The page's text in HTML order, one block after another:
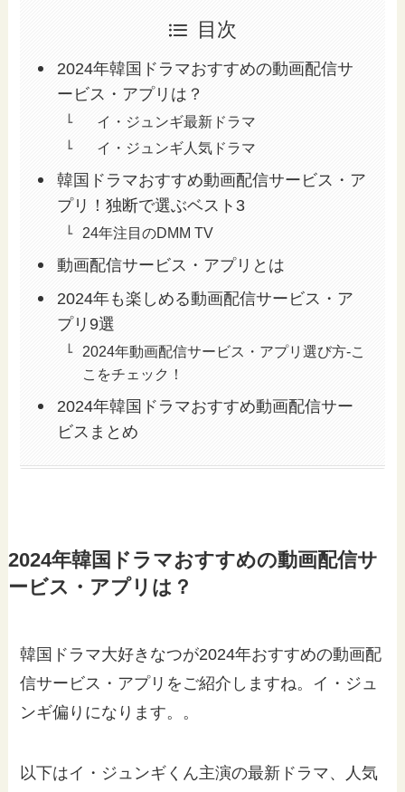
目次
2024年韓国ドラマおすすめの動画配信サ
ービス・アプリは？
イ・ジュンギ最新ドラマ
イ・ジュンギ人気ドラマ
韓国ドラマおすすめ動画配信サービス・ア
プリ！独断で選ぶベスト3
24年注目のDMM TV
動画配信サービス・アプリとは
2024年も楽しめる動画配信サービス・ア
プリ9選
2024年動画配信サービス・アプリ選び方-こ
こをチェック！
2024年韓国ドラマおすすめ動画配信サー
ビスまとめ
2024年韓国ドラマおすすめの動画配信サ
ービス・アプリは？
韓国ドラマ大好きなつが2024年おすすめの動画配
信サービス・アプリをご紹介しますね。イ・ジュ
ンギ偏りになります。。
以下はイ・ジュンギくん主演の最新ドラマ、人気